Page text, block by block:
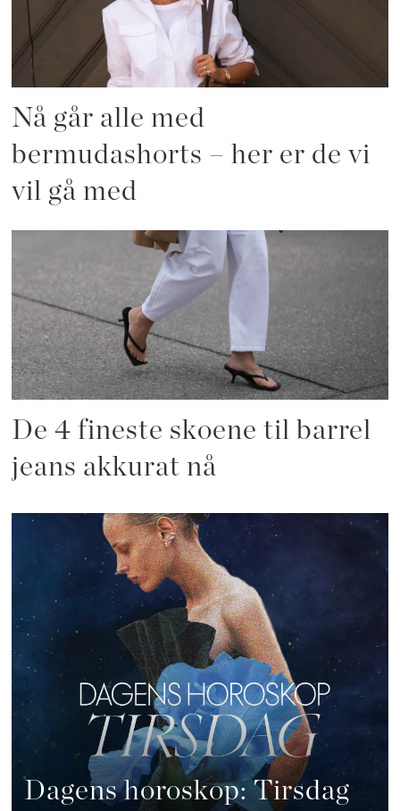
Nå går alle med
bermudashorts – her er de vi
vil gå med
De 4 fineste skoene til barrel
jeans akkurat nå
Dagens horoskop: Tirsdag